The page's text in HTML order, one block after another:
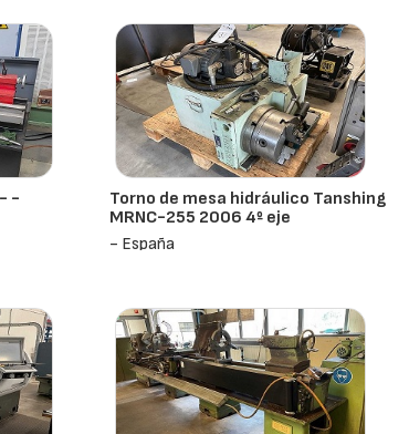
- -
Torno de mesa hidráulico Tanshing
MRNC-255 2006 4º eje
- España